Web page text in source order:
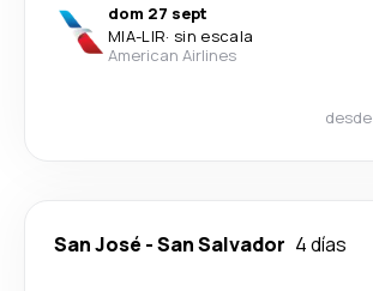
dom 27 sept
MIA-LIR· sin escala
American Airlines
desde
San José -San Salvador 4 días